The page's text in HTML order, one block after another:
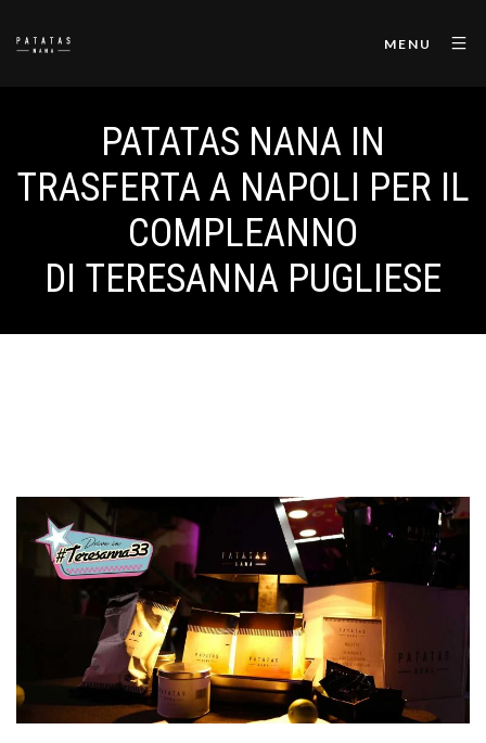
MENU
PATATAS NANA IN
TRASFERTA A NAPOLI PER IL
COMPLEANNO
DI TERESANNA PUGLIESE